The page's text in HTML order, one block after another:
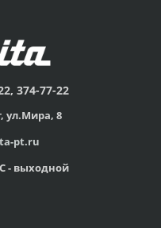
374-77-22
ул.Мира, 8
pt.ru
- выходной